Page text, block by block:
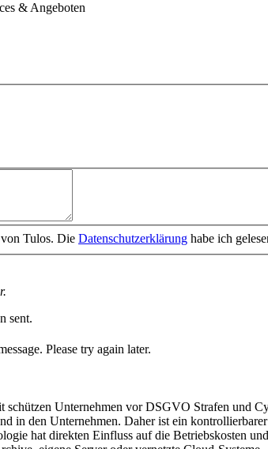
& Angeboten
Tulos. Die Datenschutzerklärung habe ich
sent.
Please try again later.
schützen Unternehmen vor DSGVO Strafen und
in den Unternehmen. Daher ist ein
hat direkten Einfluss auf die Betriebskosten